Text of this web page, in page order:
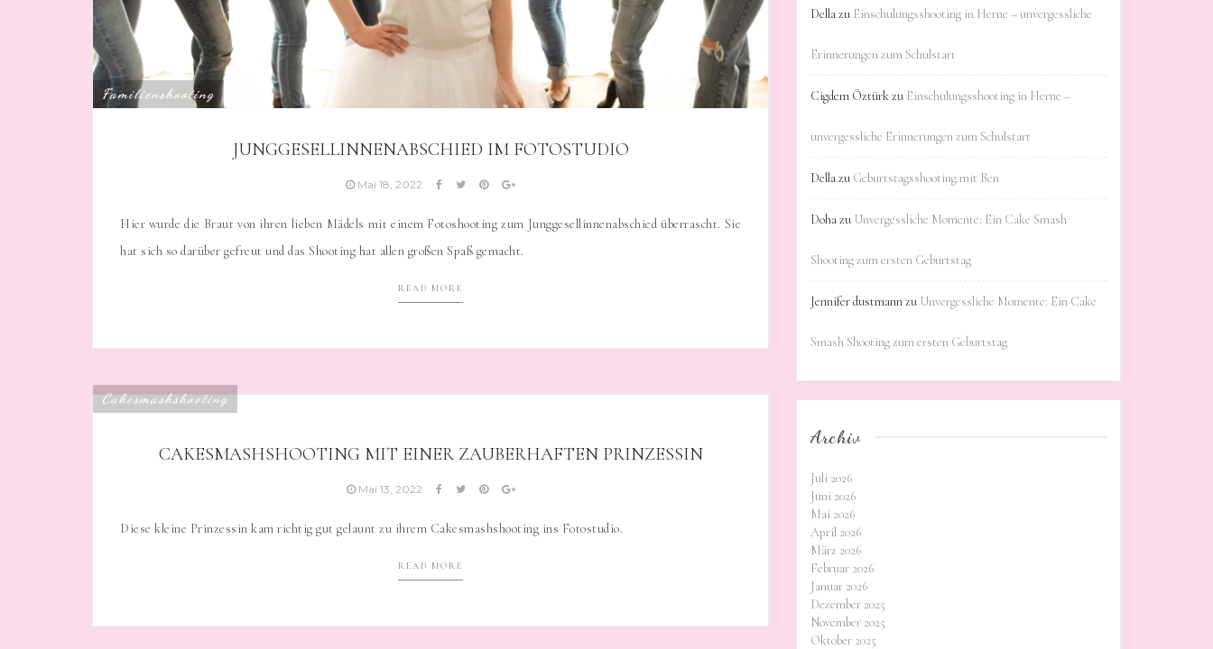
Familienshooting
JUNGGESELLINNENABSCHIED IM FOTOSTUDIO
Mai 18, 2022
Hier wurde die Braut von ihren lieben Mädels mit einem Fotoshooting zum Junggesellinnenabschied überrascht. Sie
hat sich so darüber gefreut und das Shooting hat allen großen Spaß gemacht.
READ MORE
Cakesmashshooting
CAKESMASHSHOOTING MIT EINER ZAUBERHAFTEN PRINZESSIN
Mai 13, 2022
Diese kleine Prinzessin kam richtig gut gelaunt zu ihrem Cakesmashshooting ins Fotostudio.
READ MORE
Dellazu Einschulungsshooting in Herne – unvergessliche
Erinnerungen zum Schulstart
Cigdem Öztürkzu Einschulungsshooting in Herne –
unvergessliche Erinnerungen zum Schulstart
Dellazu Geburtstagsshooting mit Ben
Dohazu Unvergessliche Momente: Ein Cake Smash
Shooting zum ersten Geburtstag
Jennifer dustmannzu Unvergessliche Momente: Ein Cake
Smash Shooting zum ersten Geburtstag
Archiv
Juli 2026
Juni 2026
Mai 2026
April 2026
März 2026
Februar 2026
Januar 2026
Dezember 2025
November 2025
Oktober 2025